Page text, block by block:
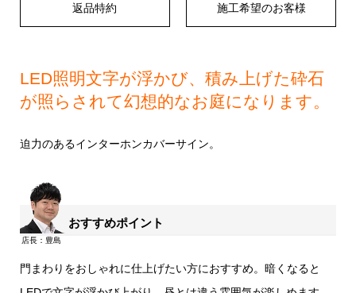
返品特約 施工希望のお客様
LED照明文字が浮かび、積み上げた砕石
が照らされて幻想的なお庭になります。
迫力のあるインターホンカバーサイン。
おすすめポイント
門まわりをおしゃれに仕上げたい方におすすめ。暗くなると